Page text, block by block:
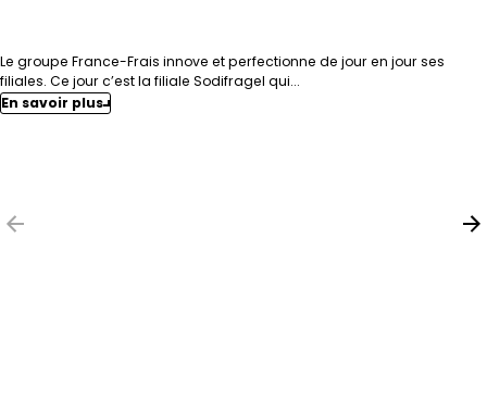
Le groupe France-Frais innove et perfectionne de jour en jour ses
filiales. Ce jour c’est la filiale Sodifragel qui...
En savoir plus